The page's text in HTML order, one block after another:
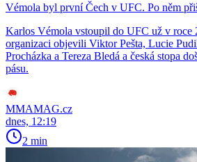
Vémola byl první Čech v UFC. Po něm
Karlos Vémola vstoupil do UFC už v roce
organizaci objevili Viktor Pešta, Lucie
Procházka a Tereza Bledá a česká stopa
pásu.
MMAMAG.cz
dnes, 12:19
2 min